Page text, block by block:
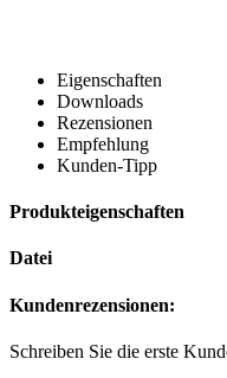
Eigenschaften
Downloads
Rezensionen
Empfehlung
Kunden-Tipp
Produkteigenschaften
Datei
Kundenrezensionen:
Schreiben Sie die erste